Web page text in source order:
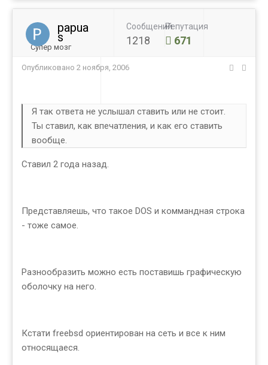
papua
s
Супер мозг
Сообщений
1218
Репутация
671
Опубликовано 2 ноября, 2006
Я так ответа не услышал ставить или не стоит.
Ты ставил, как впечатления, и как его ставить
вообще.
Cтавил 2 года назад.
Представляешь, что такое DOS и коммандная строка
- тоже самое.
Разнообразить можно есть поставишь графическую
оболочку на него.
Кстати freebsd ориентирован на сеть и все к ним
относящаеся.